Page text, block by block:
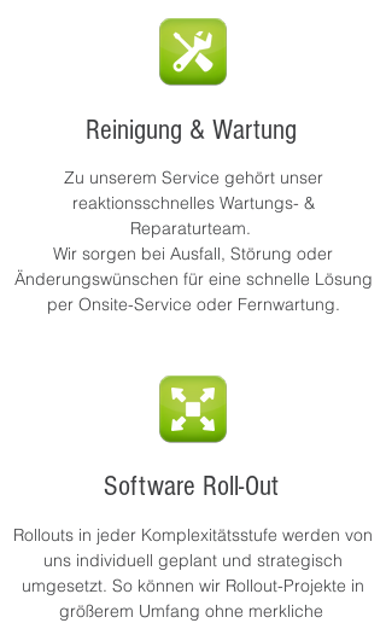
Reinigung & Wartung
Zu unserem Service gehört unser
reaktionsschnelles Wartungs- &
Reparaturteam.
Wir sorgen bei Ausfall, Störung oder
Änderungswünschen für eine schnelle Lösung
per Onsite-Service oder Fernwartung.
Software Roll-Out
Rollouts in jeder Komplexitätsstufe werden von
uns individuell geplant und strategisch
umgesetzt. So können wir Rollout-Projekte in
größerem Umfang ohne merkliche